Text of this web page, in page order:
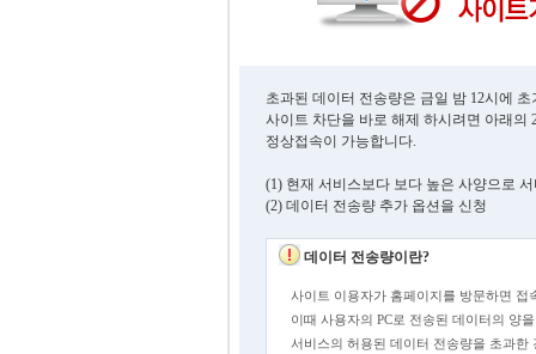
초과된 데이터 전송량은 금일 밤 12시에
사이트 차단을 바로 해제 하시려면 아래의
정상접속이 가능합니다.
(1) 현재 서비스보다 보다 높은 사양으로
(2) 데이터 전송량 추가 옵션을 신청
데이터 전송량이란?
사이트 이용자가 홈페이지를 방문하면 접
이때 사용자의 PC로 전송된 데이터의 양
서비스의 허용된 데이터 전송량을 초과